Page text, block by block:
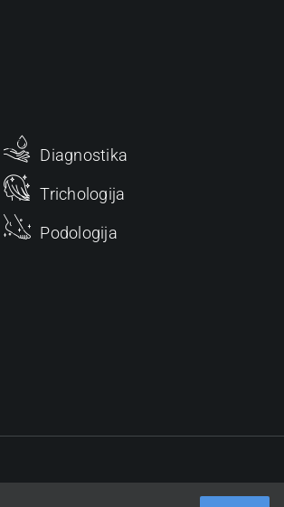
Diagnostika
Trichologija
Podologija
Sutraukti meniu